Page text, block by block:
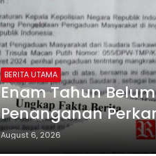
BERITA UTAMA
Enam Tahun
Penanganan
August 6, 2026